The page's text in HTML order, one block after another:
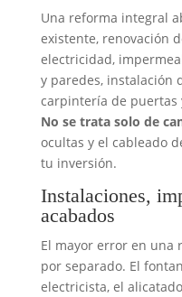
Una reforma integral
existente, renovación
electricidad,
y paredes, instalación
carpintería de puertas
No se trata solo de
ocultas y el cableado
tu inversión.
Instalaciones,
acabados
El mayor error en una
por separado. El
electricista, el